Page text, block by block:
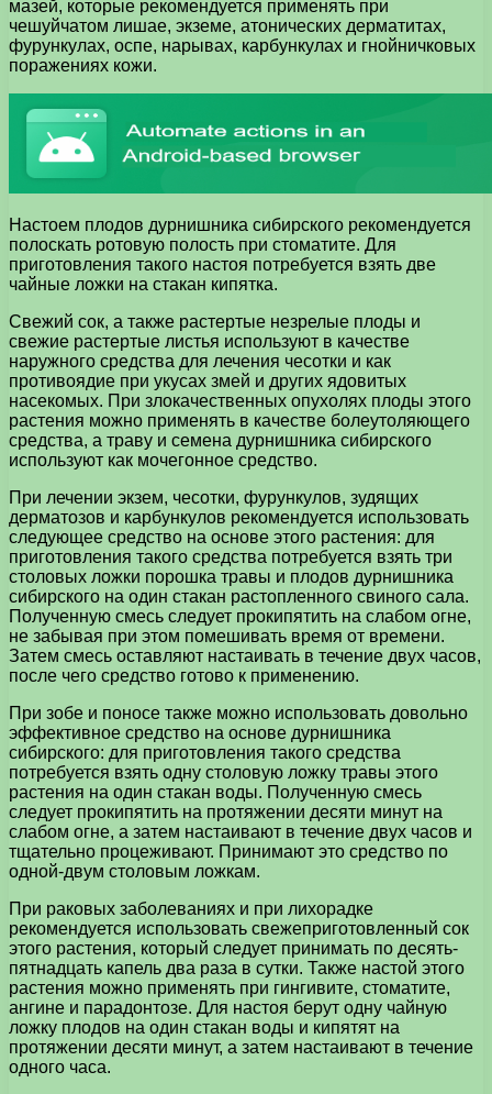
мазей, которые рекомендуется применять при
чешуйчатом лишае, экземе, атонических дерматитах,
фурункулах, оспе, нарывах, карбункулах и гнойничковых
поражениях кожи.
Настоем плодов дурнишника сибирского рекомендуется
полоскать ротовую полость при стоматите. Для
приготовления такого настоя потребуется взять две
чайные ложки на стакан кипятка.
Свежий сок, а также растертые незрелые плоды и
свежие растертые листья используют в качестве
наружного средства для лечения чесотки и как
противоядие при укусах змей и других ядовитых
насекомых. При злокачественных опухолях плоды этого
растения можно применять в качестве болеутоляющего
средства, а траву и семена дурнишника сибирского
используют как мочегонное средство.
При лечении экзем, чесотки, фурункулов, зудящих
дерматозов и карбункулов рекомендуется использовать
следующее средство на основе этого растения: для
приготовления такого средства потребуется взять три
столовых ложки порошка травы и плодов дурнишника
сибирского на один стакан растопленного свиного сала.
Полученную смесь следует прокипятить на слабом огне,
не забывая при этом помешивать время от времени.
Затем смесь оставляют настаивать в течение двух часов,
после чего средство готово к применению.
При зобе и поносе также можно использовать довольно
эффективное средство на основе дурнишника
сибирского: для приготовления такого средства
потребуется взять одну столовую ложку травы этого
растения на один стакан воды. Полученную смесь
следует прокипятить на протяжении десяти минут на
слабом огне, а затем настаивают в течение двух часов и
тщательно процеживают. Принимают это средство по
одной-двум столовым ложкам.
При раковых заболеваниях и при лихорадке
рекомендуется использовать свежеприготовленный сок
этого растения, который следует принимать по десять-
пятнадцать капель два раза в сутки. Также настой этого
растения можно применять при гингивите, стоматите,
ангине и парадонтозе. Для настоя берут одну чайную
ложку плодов на один стакан воды и кипятят на
протяжении десяти минут, а затем настаивают в течение
одного часа.